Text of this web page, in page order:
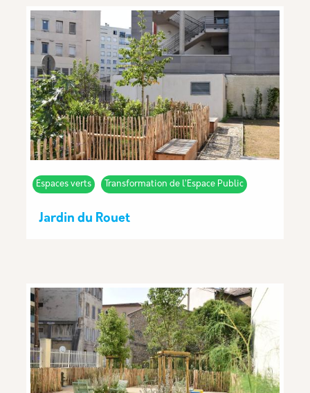
Espaces verts Transformation de l’Espace Public
Jardin du Rouet